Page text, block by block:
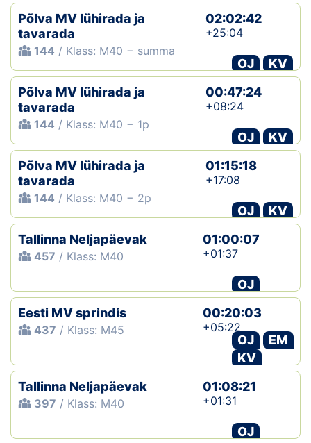
Põlva MV lühirada ja
tavarada
144 / Klass: M40 − summa
02:02:42
+25:04
OJ
KV
Põlva MV lühirada ja
tavarada
144 / Klass: M40 − 1p
00:47:24
+08:24
OJ
KV
Põlva MV lühirada ja
tavarada
144 / Klass: M40 − 2p
01:15:18
+17:08
OJ
KV
Tallinna Neljapäevak
457 / Klass: M40
01:00:07
+01:37
OJ
Eesti MV sprindis
437 / Klass: M45
00:20:03
+05:22
OJ
EM
KV
Tallinna Neljapäevak
397 / Klass: M40
01:08:21
+01:31
OJ